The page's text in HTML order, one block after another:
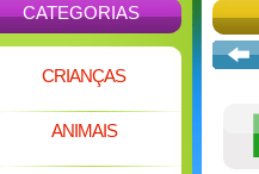
CATEGORIAS
CRIANÇAS
ANIMAIS